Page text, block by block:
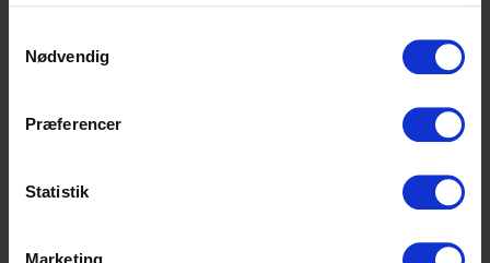
Nødvendig
Præferencer
Statistik
Management Trainee-uddannelse hos
os
HHX-eksamen
HTX-eksamen kombineret med 5-ugers
Ud over din uddannelsesbaggrund, lægger vi